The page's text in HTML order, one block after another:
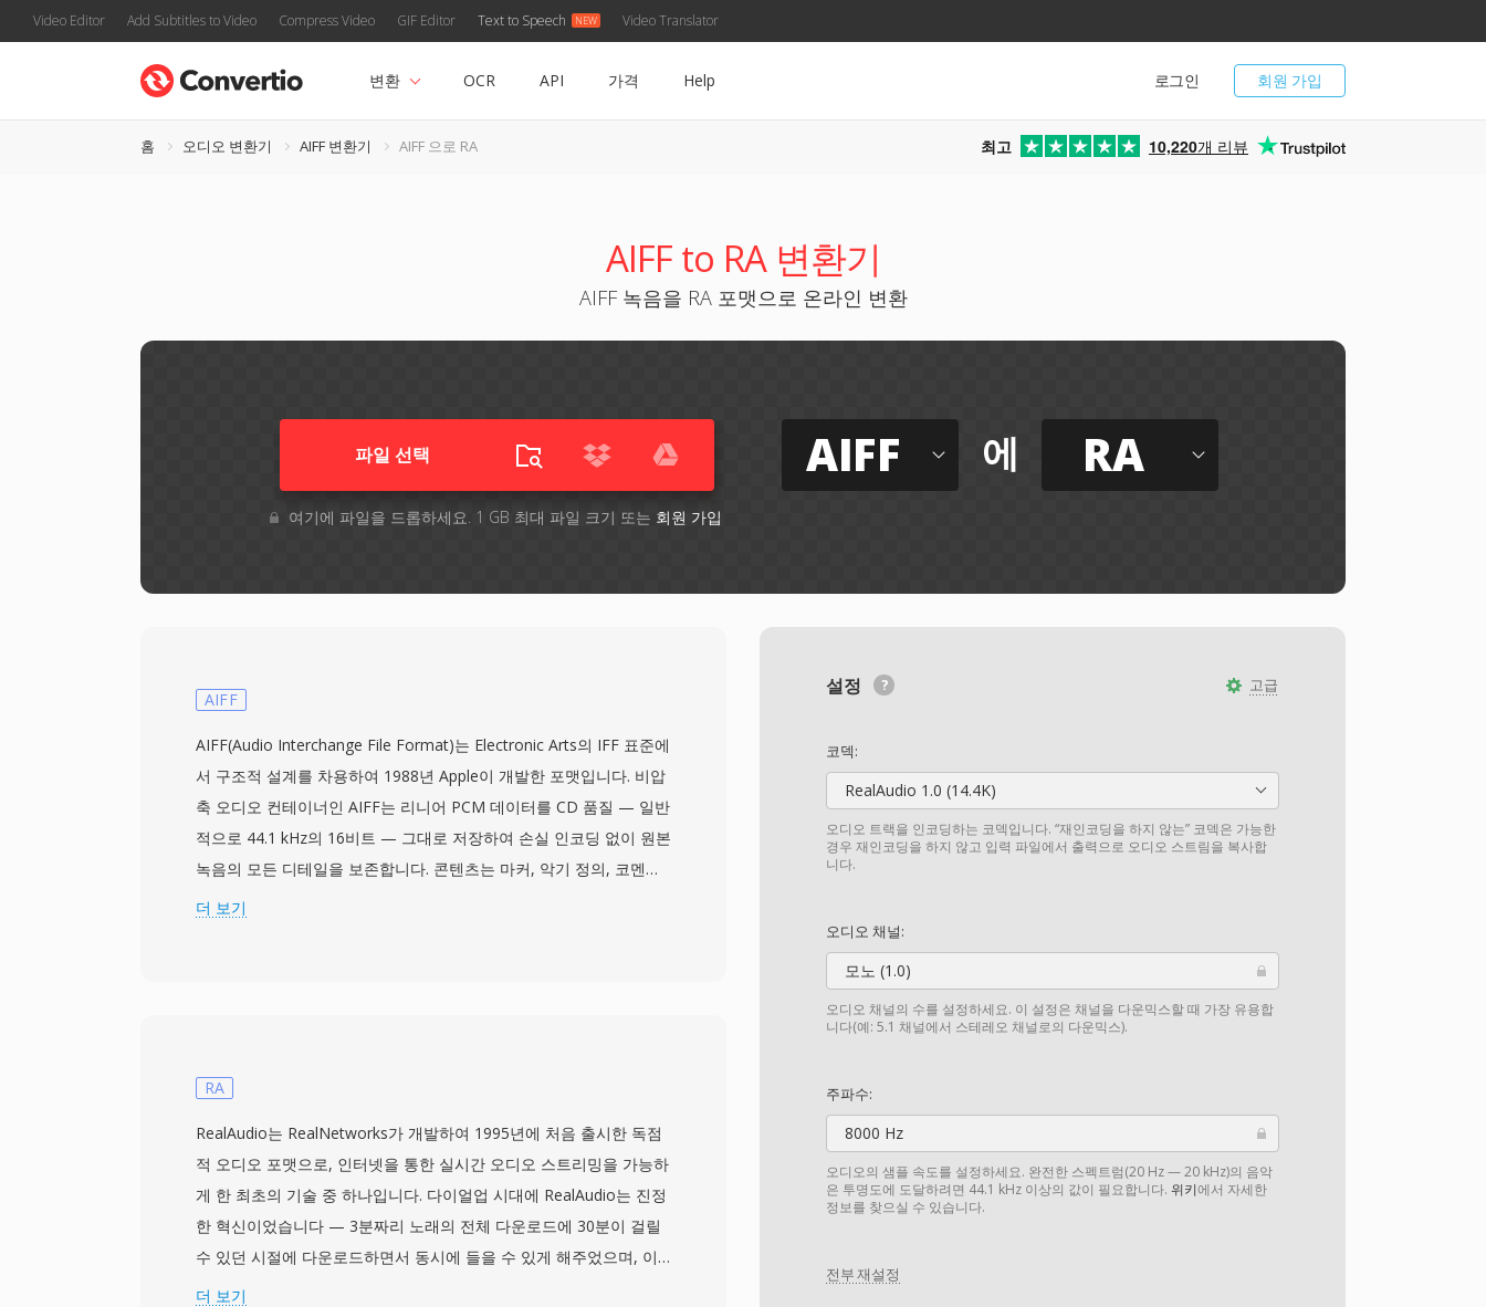
Video Editor Add Subtitles to Video Compress Video GIF Editor Text to Speech Video Translator
회원 가입
로그인
변환 OCR API 가격 Help
홈 오디오 변환기 AIFF 변환기 AIFF 으로 RA 최고 10,220개 리뷰
AIFF to RA 변환기
AIFF 녹음을 RA 포맷으로 온라인 변환
파일 선택
여기에 파일을 드롭하세요. 1 GB 최대 파일 크기 또는 회원 가입
AIFF 에 RA
고급
설정
코덱:
RealAudio 1.0 (14.4K)
오디오 트랙을 인코딩하는 코덱입니다. “재인코딩을 하지 않는” 코덱은 가능한
경우 재인코딩을 하지 않고 입력 파일에서 출력으로 오디오 스트림을 복사합
니다.
오디오 채널:
모노 (1.0)
오디오 채널의 수를 설정하세요. 이 설정은 채널을 다운믹스할 때 가장 유용합
니다(예: 5.1 채널에서 스테레오 채널로의 다운믹스).
주파수:
8000 Hz
오디오의 샘플 속도를 설정하세요. 완전한 스펙트럼(20 Hz — 20 kHz)의 음악
은 투명도에 도달하려면 44.1 kHz 이상의 값이 필요합니다. 위키에서 자세한
정보를 찾으실 수 있습니다.
전부 재설정
AIFF
AIFF(Audio Interchange File Format)는 Electronic Arts의 IFF 표준에
서 구조적 설계를 차용하여 1988년 Apple이 개발한 포맷입니다. 비압
축 오디오 컨테이너인 AIFF는 리니어 PCM 데이터를 CD 품질 — 일반
적으로 44.1 kHz의 16비트 — 그대로 저장하여 손실 인코딩 없이 원본
녹음의 모든 디테일을 보존합니다. 콘텐츠는 마커, 악기 정의, 코멘트
등의 메타데이터를 포함할 수 있는 청크로 구성됩니다. macOS 환경
로, AIFF가 기본 작업 포맷으로 사용됩니다. 이 컨테이너는 32비트까
고해상도 워크플로에도 대응합니다. 저장 효율보다 무손실 품질을 우
선시하는 분들에게 AIFF는 레코딩 업계 전반에서 신뢰할 수 있는 선택
입니다.
더 보기
RA
RealAudio는 RealNetworks가 개발하여 1995년에 처음 출시한 독점
적 오디오 포맷으로, 인터넷을 통한 실시간 오디오 스트리밍을 가능하
게 한 최초의 기술 중 하나입니다. 다이얼업 시대에 RealAudio는 진정
한 혁신이었습니다 — 3분짜리 노래의 전체 다운로드에 30분이 걸릴
수 있던 시절에 다운로드하면서 동시에 들을 수 있게 해주었으며, 이
는 패러다임의 전환이었습니다. 이 포맷은 여러 코덱 세대를 거쳐 발
더 보기